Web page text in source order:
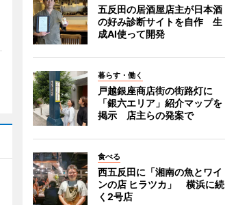
五反田の居酒屋店主が日本酒
の好み診断サイトを自作 生
成AI使って開発
暮らす・働く
戸越銀座商店街の街路灯に
「銀六エリア」紹介マップを
掲示 店主らの発案で
食べる
西五反田に「湘南の魚とワイ
ンの店 ヒラツカ」 横浜に続
く2号店